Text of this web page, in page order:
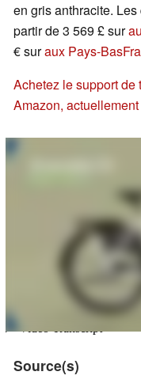
en gris anthracite.
partir de 3 569 £ sur
€ suraux Pays-Bas
Achetez le support
Amazon,
Source(s)